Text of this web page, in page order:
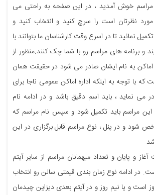
خوش آمدید ، در این صفحه به راحتی می
نظرتان است را سرچ کنید و انتخاب کنید و
نمائید تا در اسرع وقت کارشناسان ما بتوانند با
و برنامه های مراسم رو با شما چک کنند.منظور از
به نام ایشان صادر می شود در حقیقت همان
که با توجه به اینکه اداره اماکن عمومی ناجا برای
می نماید ، باید اسم دقیق باشد و در ادامه نام
مراسم باید تکمیل شود و سپس نام مراسم که
شود و در پنل ، نوع مراسم قابل برگزاری در این
و پایان و تعداد میهمانان مراسم از سایر آیتم
در ادامه نوع زمان بندی قیمتی سالن رو انتخاب
است و یا نیم روز و در آیتم بعدی دیزاین چیدمان